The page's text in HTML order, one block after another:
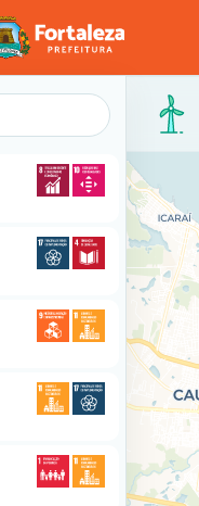
Social